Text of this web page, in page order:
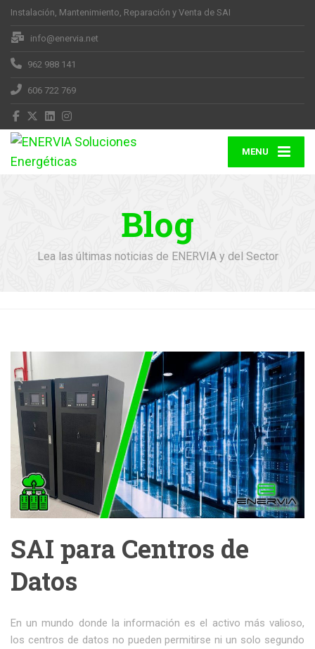
Instalación, Mantenimiento, Reparación y Venta de SAI
info@enervia.net
962 988 141
606 722 769
MENU
Blog
Lea las últimas noticias de ENERVIA y del Sector
SAI para Centros de
Datos
En un mundo donde la información es el activo más valioso,
los centros de datos no pueden permitirse ni un solo segundo